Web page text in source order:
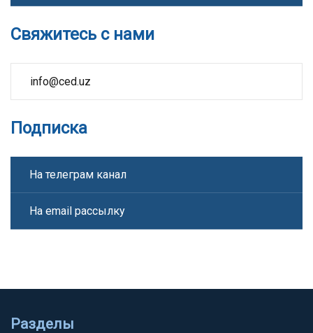
Свяжитесь с нами
info@ced.uz
Подписка
На телеграм канал
На email рассылку
Разделы